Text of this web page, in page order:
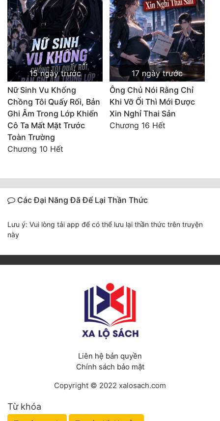
15 ngày trước
Nữ Sinh Vu Khống
Chồng Tôi Quấy Rối, Bản
Ghi Âm Trong Lớp Khiến
Cô Ta Mất Mặt Trước
Toàn Trường
Chương 10 Hết
17 ngày trước
Ông Chủ Nói Rằng Chỉ
Khi Vỡ Ối Thì Mới Được
Xin Nghỉ Thai Sản
Chương 16 Hết
Các Đại Năng Đã Để Lại Thần Thức
Lưu ý: Vui lòng tải app để có thể lưu lại thần thức trên truyện
này
Liên hệ bản quyền
Chính sách bảo mật
Copyright © 2022 xalosach.com
Từ khóa